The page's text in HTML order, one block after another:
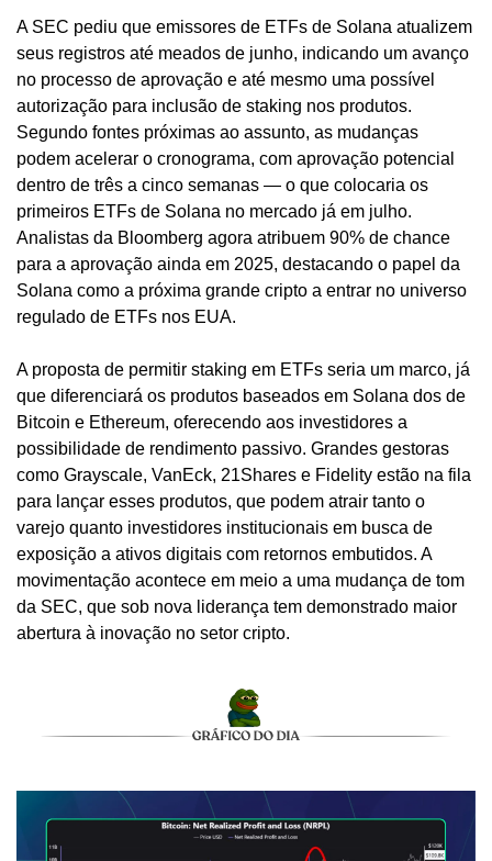
A SEC pediu que emissores de ETFs de Solana atualizem
seus registros até meados de junho, indicando um avanço
no processo de aprovação e até mesmo uma possível
autorização para inclusão de staking nos produtos.
Segundo fontes próximas ao assunto, as mudanças
podem acelerar o cronograma, com aprovação potencial
dentro de três a cinco semanas — o que colocaria os
primeiros ETFs de Solana no mercado já em julho.
Analistas da Bloomberg agora atribuem 90% de chance
para a aprovação ainda em 2025, destacando o papel da
Solana como a próxima grande cripto a entrar no universo
regulado de ETFs nos EUA.
A proposta de permitir staking em ETFs seria um marco, já
que diferenciará os produtos baseados em Solana dos de
Bitcoin e Ethereum, oferecendo aos investidores a
possibilidade de rendimento passivo. Grandes gestoras
como Grayscale, VanEck, 21Shares e Fidelity estão na fila
para lançar esses produtos, que podem atrair tanto o
varejo quanto investidores institucionais em busca de
exposição a ativos digitais com retornos embutidos. A
movimentação acontece em meio a uma mudança de tom
da SEC, que sob nova liderança tem demonstrado maior
abertura à inovação no setor cripto.